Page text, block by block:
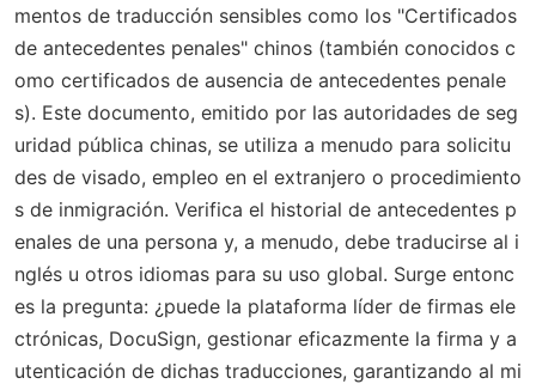
mentos de traducción sensibles como los "Certificados
de antecedentes penales" chinos (también conocidos c
omo certificados de ausencia de antecedentes penale
s). Este documento, emitido por las autoridades de seg
uridad pública chinas, se utiliza a menudo para solicitu
des de visado, empleo en el extranjero o procedimiento
s de inmigración. Verifica el historial de antecedentes p
enales de una persona y, a menudo, debe traducirse al i
nglés u otros idiomas para su uso global. Surge entonc
es la pregunta: ¿puede la plataforma líder de firmas ele
ctrónicas, DocuSign, gestionar eficazmente la firma y a
utenticación de dichas traducciones, garantizando al mi